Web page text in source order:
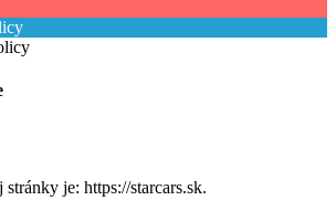
je: https://starcars.sk.